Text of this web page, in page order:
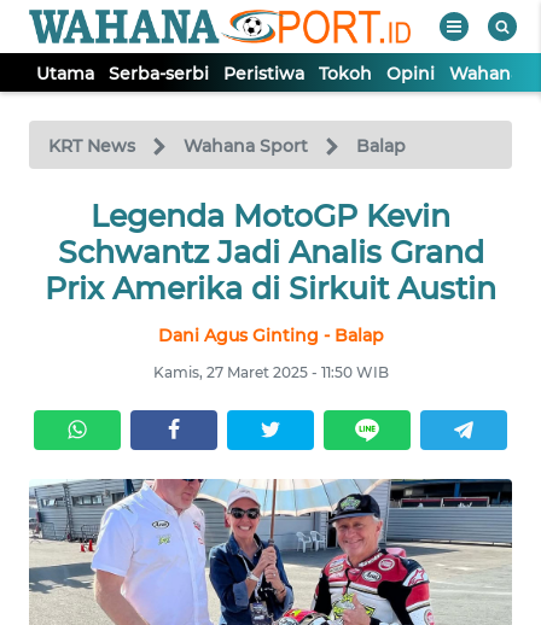
Utama Serba-serbi Peristiwa Tokoh Opini Wahana
KRT News Wahana Sport Balap
Legenda MotoGP Kevin
Schwantz Jadi Analis Grand
Prix Amerika di Sirkuit Austin
Dani Agus Ginting - Balap
Kamis, 27 Maret 2025 - 11:50 WIB
TV
Tutup
SERBA-
SERBI
TOKOH
OPINI
WAHANA
INFRASTRUKTUR